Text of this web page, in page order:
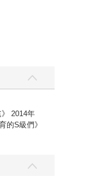
2014年
的S級們》